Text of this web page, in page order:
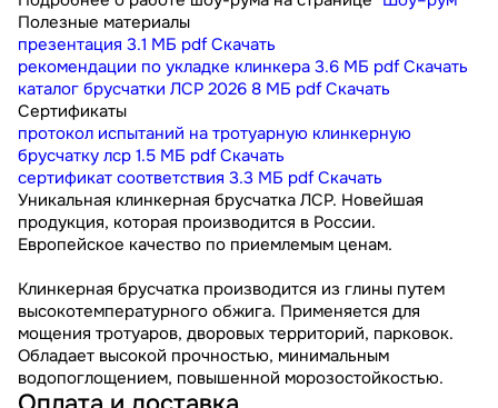
Полезные материалы
презентация 3.1 МБ pdf Скачать
рекомендации по укладке клинкера 3.6 МБ pdf Скачать
каталог брусчатки ЛСР 2026 8 МБ pdf Скачать
Сертификаты
протокол испытаний на тротуарную клинкерную
брусчатку лср 1.5 МБ pdf Скачать
сертификат соответствия 3.3 МБ pdf Скачать
Уникальная клинкерная брусчатка ЛСР. Новейшая
продукция, которая производится в России.
Европейское качество по приемлемым ценам.
Клинкерная брусчатка производится из глины путем
высокотемпературного обжига. Применяется для
мощения тротуаров, дворовых территорий, парковок.
Обладает высокой прочностью, минимальным
водопоглощением, повышенной морозостойкостью.